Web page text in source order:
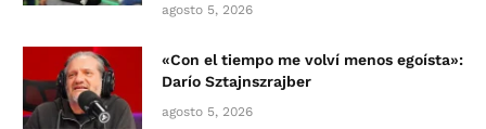
agosto 5, 2026
«Con el tiempo me volví menos egoísta»:
Darío Sztajnszrajber
agosto 5, 2026